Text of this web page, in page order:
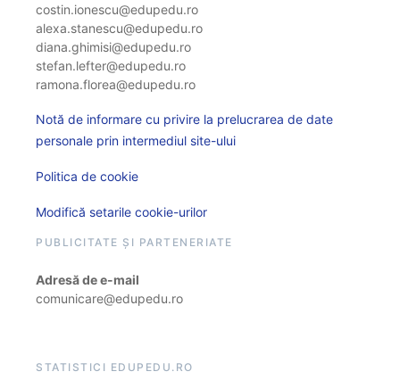
costin.ionescu@edupedu.ro
alexa.stanescu@edupedu.ro
diana.ghimisi@edupedu.ro
stefan.lefter@edupedu.ro
ramona.florea@edupedu.ro
Notă de informare cu privire la prelucrarea de date
personale prin intermediul site-ului
Politica de cookie
Modifică setarile cookie-urilor
PUBLICITATE ȘI PARTENERIATE
Adresă de e-mail
comunicare@edupedu.ro
STATISTICI EDUPEDU.RO